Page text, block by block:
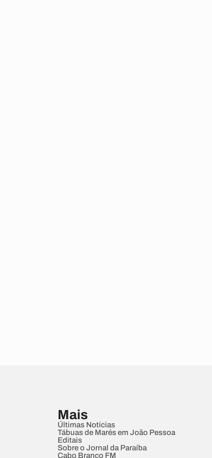
Mais
Últimas Notícias
Tábuas de Marés em João Pessoa
Editais
Sobre o Jornal da Paraíba
Cabo Branco FM